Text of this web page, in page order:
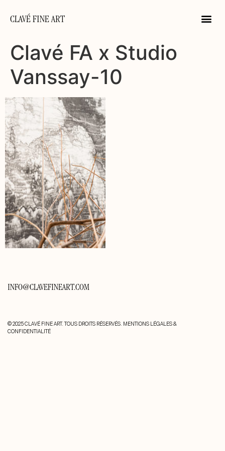
CLAVÉ FINE ART
Clavé FA x Studio
Vanssay-10
INFO@CLAVEFINEART.COM
© 2025 CLAVÉ FINE ART. TOUS DROITS RÉSERVÉS. MENTIONS LÉGALES &
CONFIDENTIALITÉ